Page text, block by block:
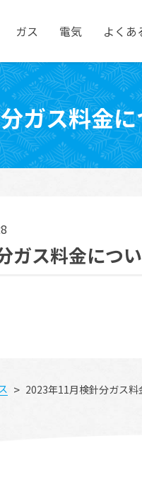
ガス 電気 よくあ
ガス料金
ガス料金につ
> 2023年11月検針分ガス料